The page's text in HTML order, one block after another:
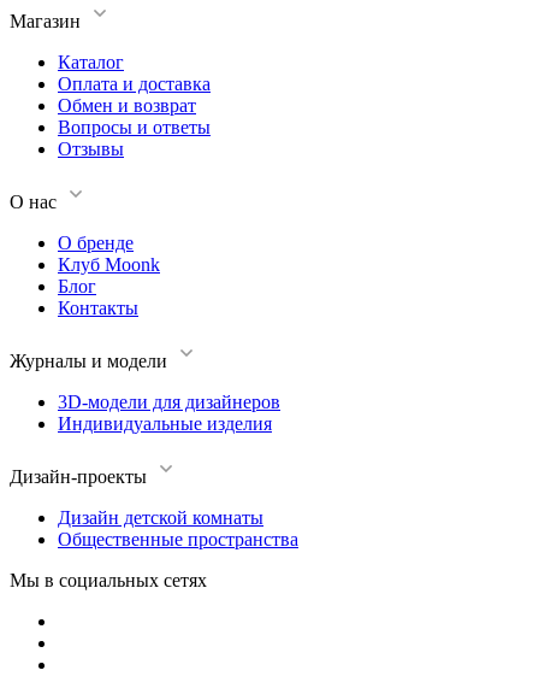
Магазин
Каталог
Оплата и доставка
Обмен и возврат
Вопросы и ответы
Отзывы
О нас
О бренде
Клуб Moonk
Блог
Контакты
Журналы и модели
3D-модели для дизайнеров
Индивидуальные изделия
Дизайн-проекты
Дизайн детской комнаты
Общественные пространства
Мы в социальных сетях